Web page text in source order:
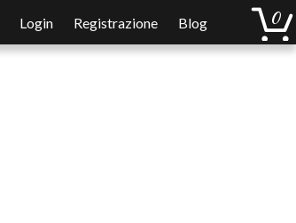
Login Registrazione Blog